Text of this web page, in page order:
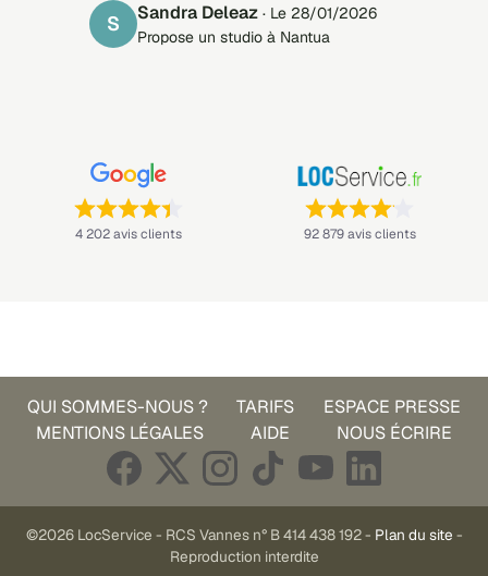
S Sandra Deleaz · Le 28/01/2026
Propose un studio à Nantua
Note : 4,4 sur 5 —
4 202 avis clients Note : 4,1 sur 5 —
92 879 avis clients
QUI SOMMES-NOUS ? TARIFS
ESPACE PRESSE
MENTIONS LÉGALES
AIDE NOUS ÉCRIRE
©2026 LocService - RCS Vannes n° B 414 438 192 - Plan du site -
Reproduction interdite